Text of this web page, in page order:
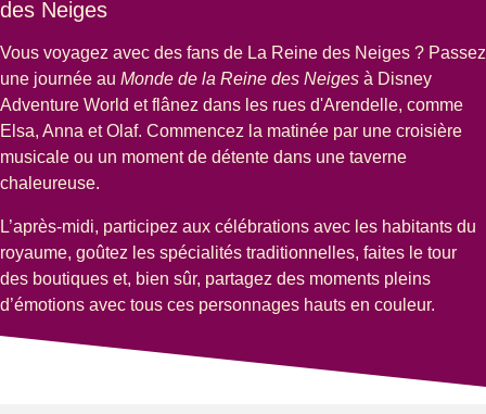
des Neiges
Vous voyagez avec des fans de La Reine des Neiges ? Passez
une journée au Monde de la Reine des Neiges à Disney
Adventure World et flânez dans les rues d'Arendelle, comme
Elsa, Anna et Olaf. Commencez la matinée par une croisière
musicale ou un moment de détente dans une taverne
chaleureuse.
L’après-midi, participez aux célébrations avec les habitants du
royaume, goûtez les spécialités traditionnelles, faites le tour
des boutiques et, bien sûr, partagez des moments pleins
d’émotions avec tous ces personnages hauts en couleur.